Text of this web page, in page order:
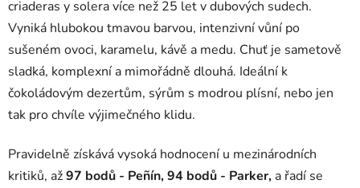
criaderas y solera více než 25 let v dubových sudech.
Vyniká hlubokou tmavou barvou, intenzivní vůní po
sušeném ovoci, karamelu, kávě a medu. Chuť je sametově
sladká, komplexní a mimořádně dlouhá. Ideální k
čokoládovým dezertům, sýrům s modrou plísní, nebo jen
tak pro chvíle výjimečného klidu.
Pravidelně získává vysoká hodnocení u mezinárodních
kritiků, až97 bodů - Peñín, 94 bodů - Parker, a řadí se